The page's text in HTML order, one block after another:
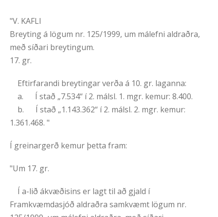
"V. KAFLI
Breyting á lögum nr. 125/1999, um málefni aldraðra,
með síðari breytingum.
17. gr.
Eftirfarandi breytingar verða á 10. gr. laganna:
a. Í stað „7.534“ í 2. málsl. 1. mgr. kemur: 8.400.
b. Í stað „1.143.362“ í 2. málsl. 2. mgr. kemur:
1.361.468. "
Í greinargerð kemur þetta fram:
"Um 17. gr.
Í a-lið ákvæðisins er lagt til að gjald í
Framkvæmdasjóð aldraðra samkvæmt lögum nr.